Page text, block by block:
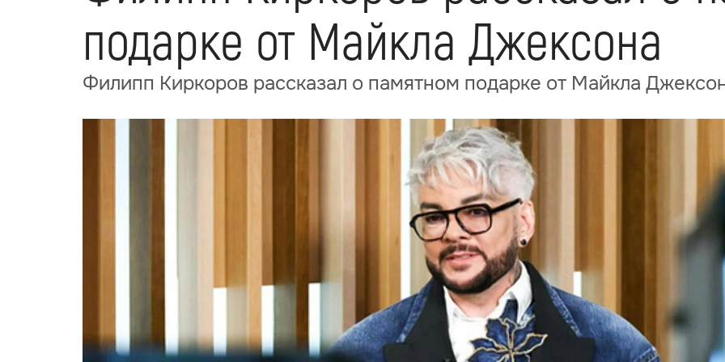
подарке от Майкла Джексона
Филипп Киркоров рассказал о памятном подарке от Майкла